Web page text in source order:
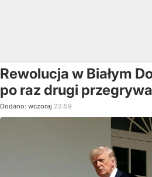
Rewolucja w Białym
po raz drugi
Dodano: wczoraj 22:59